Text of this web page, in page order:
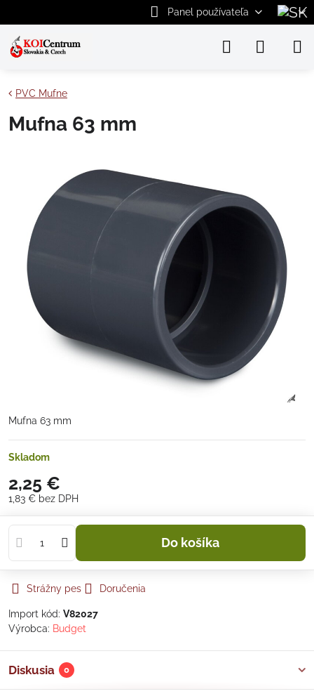
Panel používateľa
PVC Mufne
Mufna 63 mm
Mufna 63 mm
Skladom
2,25 €
1,83 € bez DPH
Do košíka
Strážny pes Doručenia
Import kód: V82027
Výrobca: Budget
Diskusia 0